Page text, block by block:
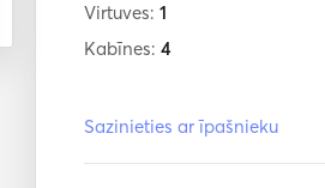
Virtuves: 1
Kabīnes: 4
Sazinieties ar īpašnieku